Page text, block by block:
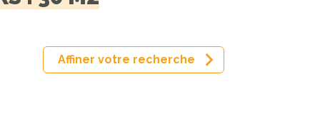
Affiner votre recherche